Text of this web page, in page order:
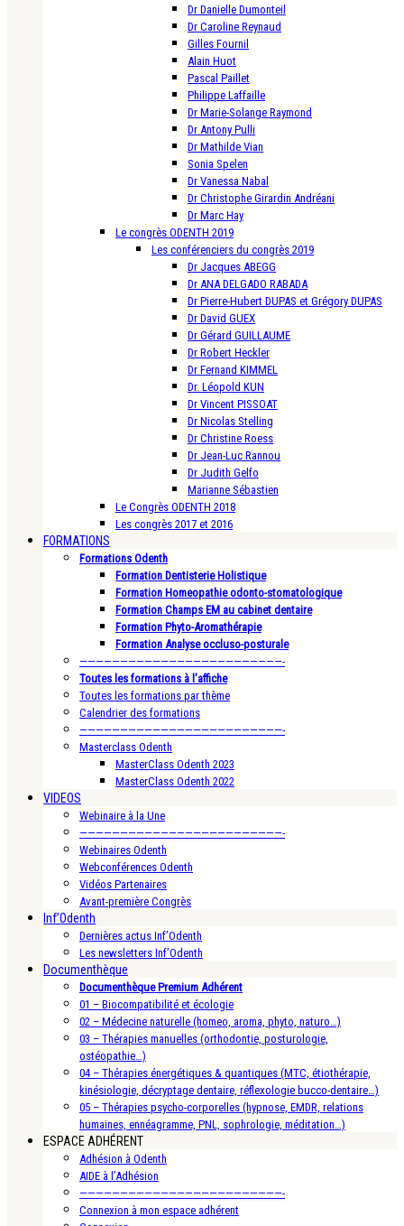
Dr Danielle Dumonteil
Dr Caroline Reynaud
Gilles Fournil
Alain Huot
Pascal Paillet
Philippe Laffaille
Dr Marie-Solange Raymond
Dr Antony Pulli
Dr Mathilde Vian
Sonia Spelen
Dr Vanessa Nabal
Dr Christophe Girardin Andréani
Dr Marc Hay
Le congrès ODENTH 2019
Les conférenciers du congrès 2019
Dr Jacques ABEGG
Dr ANA DELGADO RABADA
Dr Pierre-Hubert DUPAS et Grégory DUPAS
Dr David GUEX
Dr Gérard GUILLAUME
Dr Robert Heckler
Dr Fernand KIMMEL
Dr. Léopold KUN
Dr Vincent PISSOAT
Dr Nicolas Stelling
Dr Christine Roess
Dr Jean-Luc Rannou
Dr Judith Gelfo
Marianne Sébastien
Le Congrès ODENTH 2018
Les congrès 2017 et 2016
FORMATIONS
Formations Odenth
Formation Dentisterie Holistique
Formation Homeopathie odonto-stomatologique
Formation Champs EM au cabinet dentaire
Formation Phyto-Aromathérapie
Formation Analyse occluso-posturale
—————————————————————————-
Toutes les formations à l’affiche
Toutes les formations par thème
Calendrier des formations
—————————————————————————-
Masterclass Odenth
MasterClass Odenth 2023
MasterClass Odenth 2022
VIDEOS
Webinaire à la Une
—————————————————————————-
Webinaires Odenth
Webconférences Odenth
Vidéos Partenaires
Avant-première Congrès
Inf’Odenth
Dernières actus Inf’Odenth
Les newsletters Inf’Odenth
Documenthèque
Documenthèque Premium Adhérent
01 – Biocompatibilité et écologie
02 – Médecine naturelle (homeo, aroma, phyto, naturo…)
03 – Thérapies manuelles (orthodontie, posturologie,
ostéopathie…)
04 – Thérapies énergétiques & quantiques (MTC, étiothérapie,
kinésiologie, décryptage dentaire, réflexologie bucco-dentaire…)
05 – Thérapies psycho-corporelles (hypnose, EMDR, relations
humaines, ennéagramme, PNL, sophrologie, méditation…)
ESPACE ADHÉRENT
Adhésion à Odenth
AIDE à l’Adhésion
—————————————————————————-
Connexion à mon espace adhérent